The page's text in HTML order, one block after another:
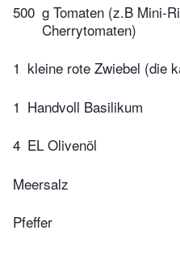
500 g Tomaten (z.B Mini-
Cherrytomaten)
1 kleine rote Zwiebel (die
1 Handvoll Basilikum
4 EL Olivenöl
Meersalz
Pfeffer